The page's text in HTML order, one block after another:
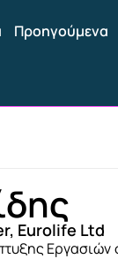
Προηγούμενα
Eurolife Ltd
Εργασιών